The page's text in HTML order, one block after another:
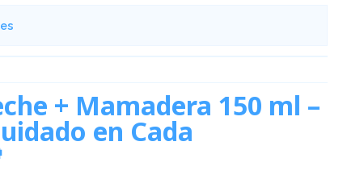
+ Mamadera 150 ml –
en Cada